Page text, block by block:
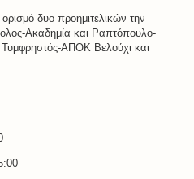
δυο προημιτελικών την
Ακαδημία και Ραπτόπουλο-
Τυμφρηστός-ΑΠΟΚ Βελούχι και